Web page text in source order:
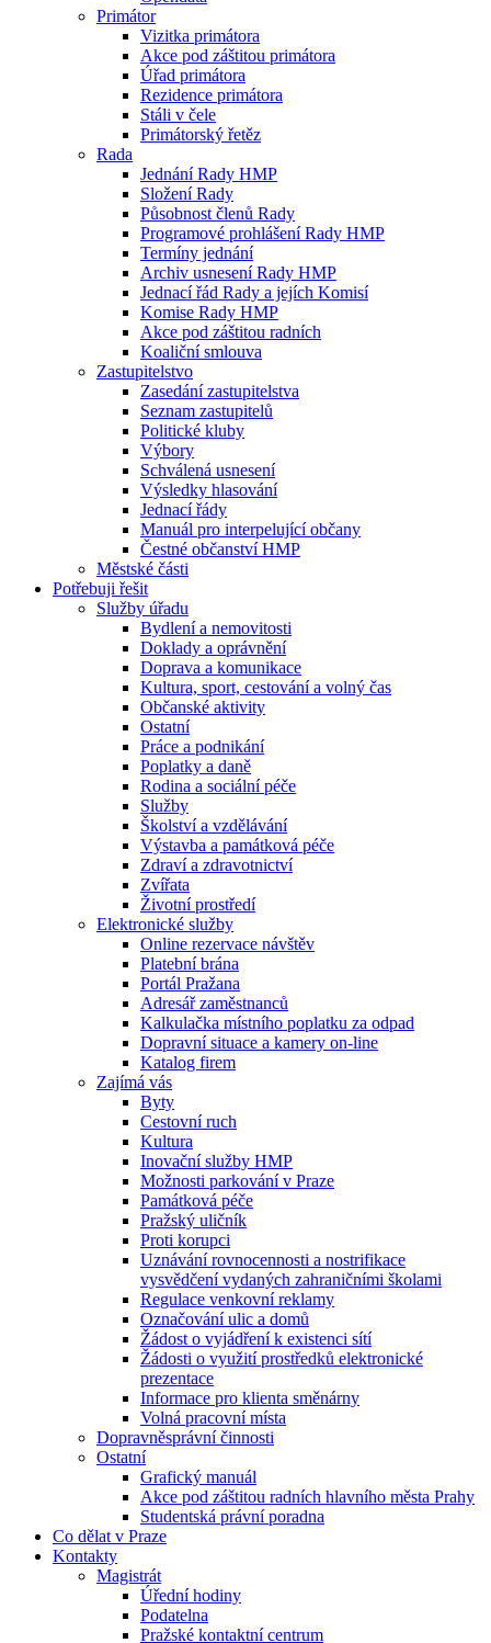
Primátor
Vizitka primátora
Akce pod záštitou primátora
Úřad primátora
Rezidence primátora
Stáli v čele
Primátorský řetěz
Rada
Jednání Rady HMP
Složení Rady
Působnost členů Rady
Programové prohlášení Rady HMP
Termíny jednání
Archiv usnesení Rady HMP
Jednací řád Rady a jejích Komisí
Komise Rady HMP
Akce pod záštitou radních
Koaliční smlouva
Zastupitelstvo
Zasedání zastupitelstva
Seznam zastupitelů
Politické kluby
Výbory
Schválená usnesení
Výsledky hlasování
Jednací řády
Manuál pro interpelující občany
Čestné občanství HMP
Městské části
Potřebuji řešit
Služby úřadu
Bydlení a nemovitosti
Doklady a oprávnění
Doprava a komunikace
Kultura, sport, cestování a volný čas
Občanské aktivity
Ostatní
Práce a podnikání
Poplatky a daně
Rodina a sociální péče
Služby
Školství a vzdělávání
Výstavba a památková péče
Zdraví a zdravotnictví
Zvířata
Životní prostředí
Elektronické služby
Online rezervace návštěv
Platební brána
Portál Pražana
Adresář zaměstnanců
Kalkulačka místního poplatku za odpad
Dopravní situace a kamery on-line
Katalog firem
Zajímá vás
Byty
Cestovní ruch
Kultura
Inovační služby HMP
Možnosti parkování v Praze
Památková péče
Pražský uličník
Proti korupci
Uznávání rovnocennosti a nostrifikace
vysvědčení vydaných zahraničními školami
Regulace venkovní reklamy
Označování ulic a domů
Žádost o vyjádření k existenci sítí
Žádosti o využití prostředků elektronické
prezentace
Informace pro klienta směnárny
Volná pracovní místa
Dopravněsprávní činnosti
Ostatní
Grafický manuál
Akce pod záštitou radních hlavního města Prahy
Studentská právní poradna
Co dělat v Praze
Kontakty
Magistrát
Úřední hodiny
Podatelna
Pražské kontaktní centrum